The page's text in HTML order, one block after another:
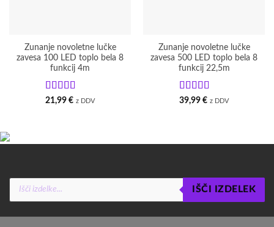
Zunanje novoletne lučke
zavesa 100 LED toplo bela 8
funkcij 4m
Ocenjeno5
21,99 € z DDV
Zunanje novoletne lučke
zavesa 500 LED toplo bela 8
funkcij 22,5m
Ocenjeno5
39,99 € z DDV
Products
search
IŠČI IZDELEK